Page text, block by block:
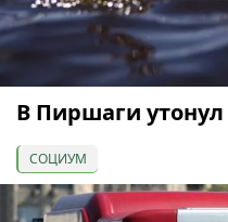
В Пиршаги утонул
СОЦИУМ